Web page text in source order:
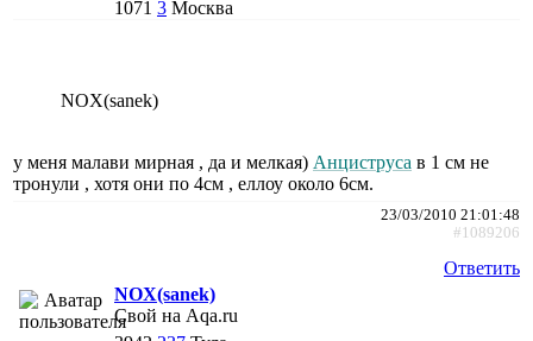
1071 3 Москва
NOX(sanek)
у меня малави мирная , да и мелкая) Анциструса в 1 см не
тронули , хотя они по 4см , еллоу около 6см.
23/03/2010 21:01:48
#1089206
Ответить
NOX(sanek)
Свой на Aqa.ru